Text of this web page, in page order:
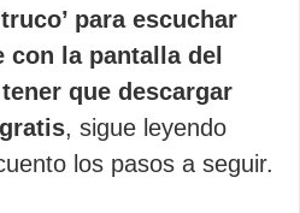
para escuchar
con la pantalla del
que descargar
, sigue leyendo
los pasos a seguir.